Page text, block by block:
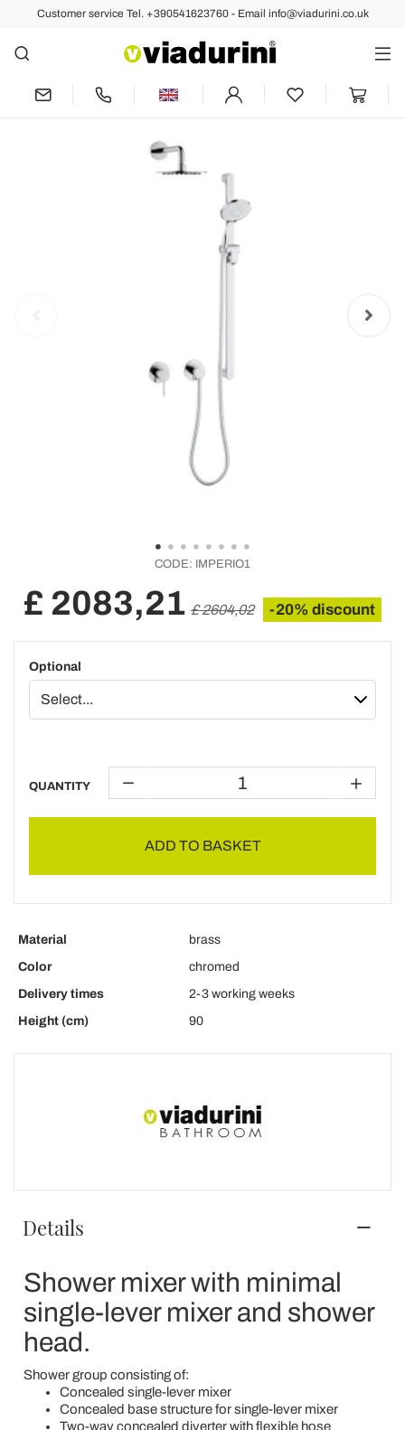
Customer service Tel. +390541623760 - Email info@viadurini.co.uk
Back Previous Next
Chrome Shower Group with Brass
Shower Head and Sliding Rod - Erkole
CODE: IMPERIO1
£ 2083,21 £ 2604,02 -20% discount
Optional
QUANTITY
ADD TO BASKET
Material
brass
Color
chromed
Delivery times
2-3 working weeks
Height (cm)
90
Details
Shower mixer with minimal
single-lever mixer and shower
head.
Shower group consisting of:
Concealed single-lever mixer
Concealed base structure for single-lever mixer
Two-way concealed diverter with flexible hose